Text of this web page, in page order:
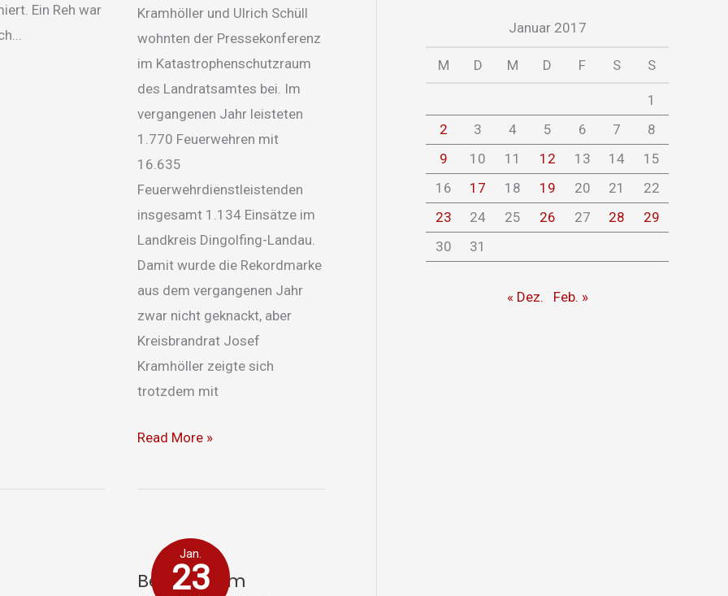
Ein Reh war
Kramhöller und Ulrich Schüll
wohnten der Pressekonferenz
im Katastrophenschutzraum
des Landratsamtes bei. Im
vergangenen Jahr leisteten
1.770 Feuerwehren mit
16.635
Feuerwehrdienstleistenden
insgesamt 1.134 Einsätze im
Landkreis Dingolfing-Landau.
Damit wurde die Rekordmarke
aus dem vergangenen Jahr
zwar nicht geknackt, aber
Kreisbrandrat Josef
Kramhöller zeigte sich
trotzdem mit
Read More »
Jan.
23
Bericht zum
zum
Feuerwehrball
Januar 2017
M D M D F S S
1
2
3 4 5 6 7
8
9
10 11 12 13 14
15
16
17 18 19 20 21
22
23
24 25 26 27 28
29
30
31
« Dez. Feb. »